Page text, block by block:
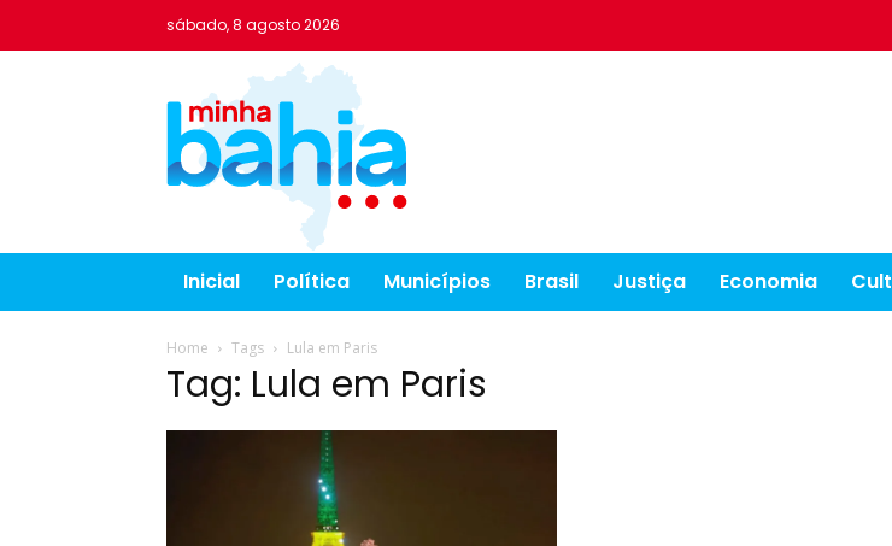
sábado, 8 agosto 2026
Inicial Política Municípios Brasil Justiça Economia
Home Tags Lula em Paris
Tag: Lula em Paris